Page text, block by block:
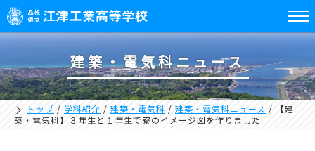
建築・電気科ニュース
トップ / 学科紹介 / 建築・電気科 / 建築・電気科ニュース /
【建
築・電気科】３年生と１年生で寮のイメージ図を作りました